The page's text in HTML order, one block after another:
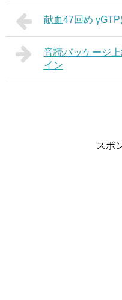
献血47回め
音読パッケージ
イン
スポ